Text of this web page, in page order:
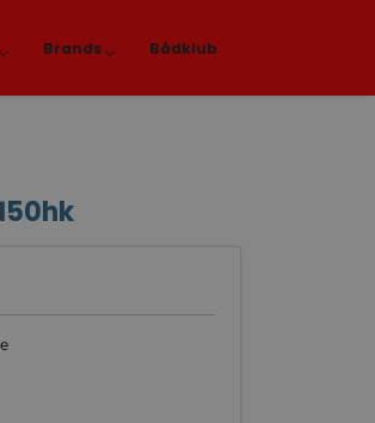
Brands Bådklub